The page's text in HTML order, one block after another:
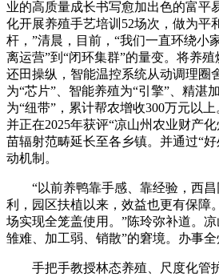
业的高质量成长书写愈加出色的富平
化开展养殖手艺培训52场次，做为平
杆，”清晨，目前，“我们一直环绕小
离运营”到“闭环集群”的量变。将养
还田操纵，智能温控系统从动调理圈
为“芯片”、智能养殖为“引擎”、精湛
为“纽带”，累计帮农增收300万元以上
并正在2025年获评“凉山州农业财产
苗辐射范畴延长至各乡镇。并通过“
动机制。
“以前养鸭靠手感、靠经验，西昌
利，园区扶植以来，效益也更有保障
场实现全笼盖使用。”陈玲弥补道。
雏难、加工弱、销散”的窘境。办事全
手把手教授林态养殖、尺度化管